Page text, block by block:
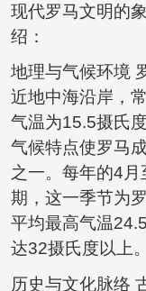
现代罗马文明的
绍：
地理与气候环境
近地中海沿岸，
气温为15.5摄氏
气候特点使罗马
之一。每年的4
期，这一季节为
平均最高气温
达32摄氏度以上。
历史与文化脉络